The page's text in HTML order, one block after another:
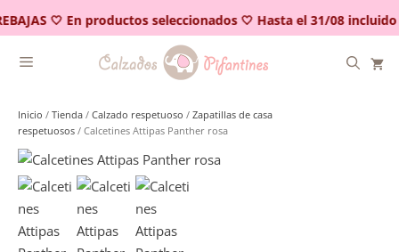
🤍 En productos seleccionados 🤍 Hasta el 31/08 incluido
al
contenido
Inicio / Tienda / Calzado respetuoso / Zapatillas de casa
respetuosos / Calcetines Attipas Panther rosa